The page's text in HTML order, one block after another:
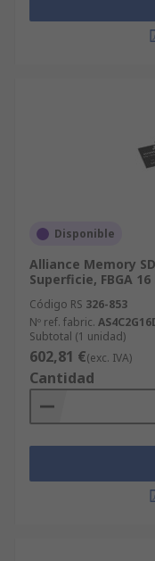
Disponible
Alliance Memory
Superficie, FBGA
Código RS 326-853
Nº ref. fabric.
Subtotal (1 unidad)
602,81 €(exc. IVA)
Cantidad